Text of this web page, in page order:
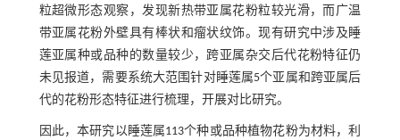
粒超微形态观察，发现新热带亚属花粉粒较光滑，而广温
带亚属花粉外壁具有棒状和瘤状纹饰。现有研究中涉及睡
莲亚属种或品种的数量较少，跨亚属杂交后代花粉特征仍
未见报道，需要系统大范围针对睡莲属5个亚属和跨亚属后
代的花粉形态特征进行梳理，开展对比研究。
因此，本研究以睡莲属113个种或品种植物花粉为材料，利